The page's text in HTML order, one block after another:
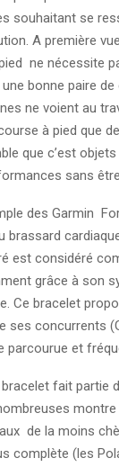
souhaitant se
A première
ne nécessite
bonne paire de
ne voient au
à pied que
que c’est
sans
des Garmin
brassard
est considéré
grâce à son
Ce bracelet
ses concurrents
parcourue et
fait partie
de la moins
complète (les